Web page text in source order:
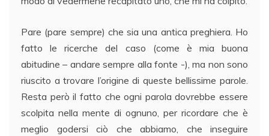
Pare (pare sempre) che sia una antica preghiera. Ho
fatto le ricerche del caso (come è mia buona
abitudine – andare sempre alla fonte -), ma non sono
riuscito a trovare l’origine di queste bellissime parole.
Resta però il fatto che ogni parola dovrebbe essere
scolpita nella mente di ognuno, per ricordare che è
meglio godersi ciò che abbiamo, che inseguire